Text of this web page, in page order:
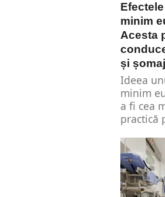
minim
Acesta
și șomaj
Ideea
minim
a fi cea
practică